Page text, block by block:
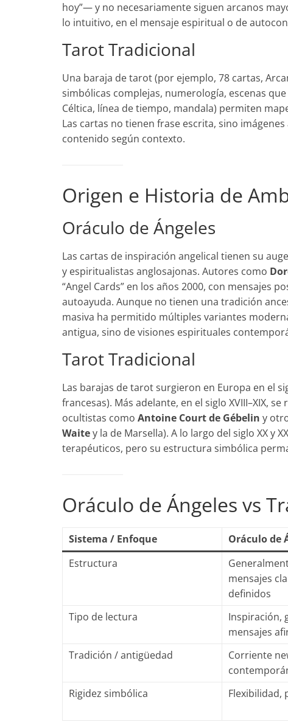
hoy”— y no necesariamente siguen arcanos
lo intuitivo, en el mensaje espiritual o de
Tarot Tradicional
Una baraja de tarot (por ejemplo, 78 cartas,
simbólicas complejas, numerología, escenas
Céltica, línea de tiempo, mandala) permiten
Las cartas no tienen frase escrita, sino
contenido según contexto.
Origen e Historia de
Oráculo de Ángeles
Las cartas de inspiración angelical tienen su
y espiritualistas anglosajonas. Autores como
“Angel Cards” en los años 2000, con mensajes
autoayuda. Aunque no tienen una tradición
masiva ha permitido múltiples variantes
antigua, sino de visiones espirituales
Tarot Tradicional
Las barajas de tarot surgieron en Europa en el
francesas). Más adelante, en el siglo XVIII–XIX,
ocultistas como Antoine Court de Gébelin y
Waitey la de Marsella). A lo largo del siglo XX y
terapéuticos, pero su estructura simbólica
Oráculo de Ángeles vs
Sistema / Enfoque Oráculo de
Estructura
mensajes
definidos
Tipo de lectura
Inspiración,
mensajes
Tradición / antigüedad
Corriente
Rigidez simbólica
Flexibilidad,